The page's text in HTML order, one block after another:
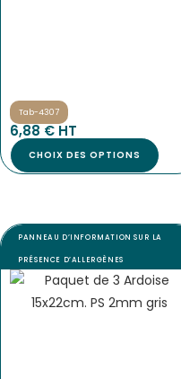
Tab-4307
6,88 € HT
CHOIX DES OPTIONS
PANNEAU D’INFORMATION SUR LA
PRÉSENCE D’ALLERGÈNES